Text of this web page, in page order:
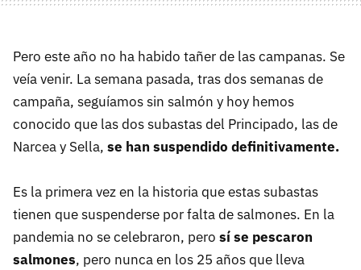
Pero este año no ha habido tañer de las campanas. Se
veía venir. La semana pasada, tras dos semanas de
campaña, seguíamos sin salmón y hoy hemos
conocido que las dos subastas del Principado, las de
Narcea y Sella, se han suspendido definitivamente.
Es la primera vez en la historia que estas subastas
tienen que suspenderse por falta de salmones. En la
pandemia no se celebraron, pero sí se pescaron
salmones, pero nunca en los 25 años que lleva